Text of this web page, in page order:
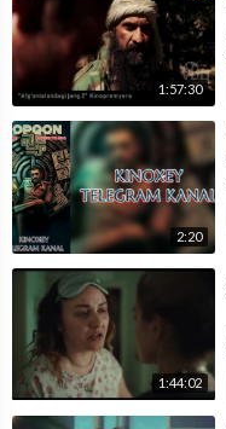
1:57:30
2:20
1:44:02